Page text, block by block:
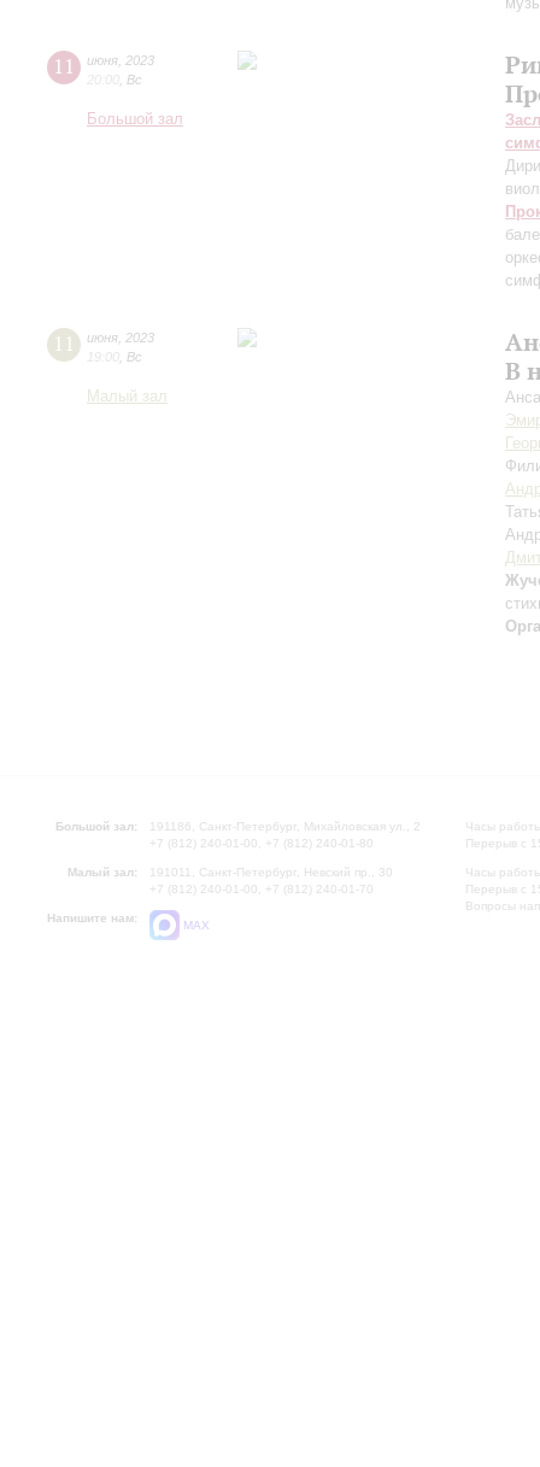
11 июня 2023
20:00 Вс
Большой зал
11 июня 2023
19:00 Вс
Малый зал
В
Большой зал:
191186, Санкт-Петербург, Михайловская ул., 2
+7 (812) 240-01-00, +7 (812) 240-01-80
Малый зал:
191011, Санкт-Петербург, Невский пр., 30
+7 (812) 240-01-00, +7 (812) 240-01-70
Напишите нам:
MAX
Часы
Перерыв с
Часы
Перерыв с
Вопросы